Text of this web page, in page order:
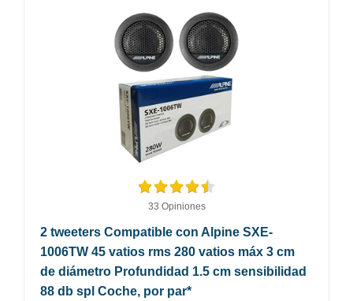
33 Opiniones
2 tweeters Compatible con Alpine SXE-
1006TW 45 vatios rms 280 vatios máx 3 cm
de diámetro Profundidad 1.5 cm sensibilidad
88 db spl Coche, por par*